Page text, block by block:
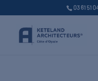
03 61 51